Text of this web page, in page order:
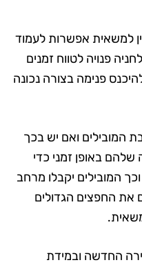
למשאית אפשרות לעמוד
פנויה לטווח זמנים
פנימה בצורה נכונה
המובילים ואם יש בכך
באופן זמני כדי
המובילים יקבלו מרחב
את החפצים הגדולים
החדשה ובמידת